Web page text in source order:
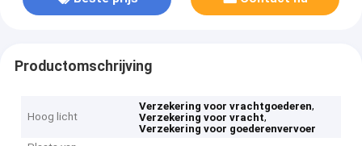
Productomschrijving
Hoog licht
Verzekering voor vrachtgoederen,
Verzekering voor vracht,
Verzekering voor goederenvervoer